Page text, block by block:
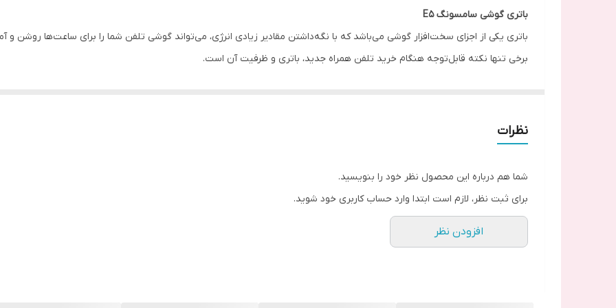
باتری گوشی سامسونگ E5
باتری یکی از اجزای سخت‌افزار گوشی می‌باشد که با نگه‌داشتن مقادیر زیادی انرژی، می‌تواند گوشی تلفن شما را برای ساعت‌ها روشن و
برخی تنها نکته قابل‌توجه هنگام خرید تلفن همراه جدید، باتری و ظرفیت آن است.
خرید باتری اصلی گوشی Samsung Galaxy E5
نمودن و… را دارد اما هزینه تعویض باتری زیاد است. باتری‌های داخلی معمولاً توسط کاربر قابل تعویض نیست و باید توسط تعمیرکار
نظرات
شما هم درباره این محصول نظر خود را بنویسید.
برای ثبت نظر، لازم است ابتدا وارد حساب کاربری خود شوید.
افزودن نظر